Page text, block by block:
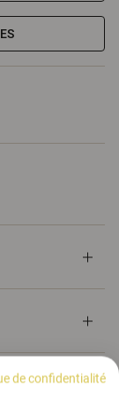
de confidentialité